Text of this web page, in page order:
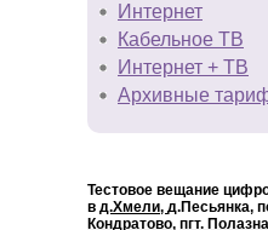
Интернет
Кабельное ТВ
Интернет + ТВ
Архивные
Тестовое вещание
в д.Хмели, д.Песьянка,
Кондратово, пгт. Полазна